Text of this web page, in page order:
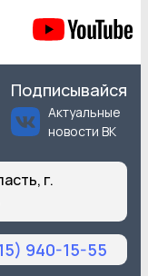
Подписывайся
Актуальные
новости ВК
г.
940-15-55